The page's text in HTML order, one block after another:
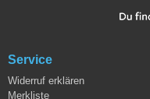
Service
Widerruf erklären
Merkliste